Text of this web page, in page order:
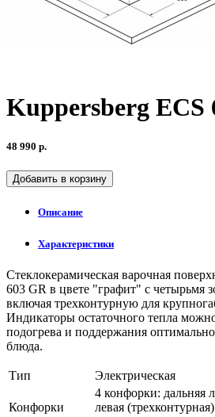
Kuppersberg ECS
48 990 р.
Добавить в корзину
Описание
Характеристики
Стеклокерамическая варочная
603 GR в цвете "графит" с четырьмя
включая трехконтурную для
Индикаторы остаточного тепла
подогрева и поддержания
блюда.
Тип Электрическая
Конфорки
4 конфорки: дальняя
левая